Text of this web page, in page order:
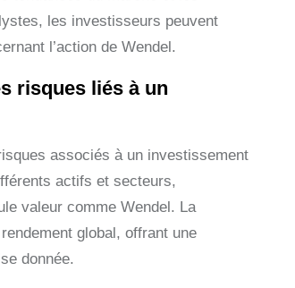
les investisseurs peuvent
l’action de Wendel.
risques liés à un
associés à un investissement
actifs et secteurs,
valeur comme Wendel. La
global, offrant une
donnée.